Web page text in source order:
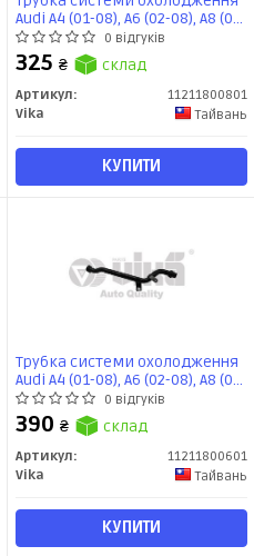
Audi A4 (01-08), A6 (02-08), A8 (04-
07) 3.0L mot.ASN,BBJ,
(11211800801) vika
0 відгуків
325 ₴ склад
Артикул:
11211800801
Vika
Тайвань
КУПИТИ
Трубка системи охолодження
Audi A4 (01-08), A6 (02-08), A8 (04-
07) (11211800601) vika
0 відгуків
390 ₴ склад
Артикул:
11211800601
Vika
Тайвань
КУПИТИ